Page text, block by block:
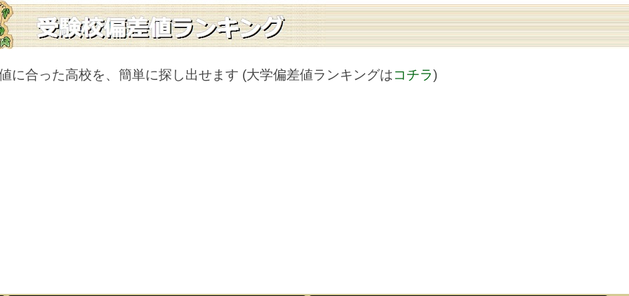
に合った高校を、簡単に探し出せます (大学偏差値ランキングはコチラ)